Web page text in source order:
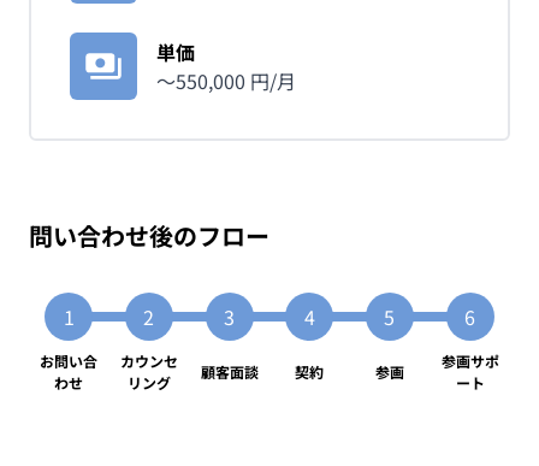
単価
〜550,000 円/月
問い合わせ後のフロー
お問い合
わせ
カウンセ
リング
顧客面談 契約 参画
参画サポ
ート